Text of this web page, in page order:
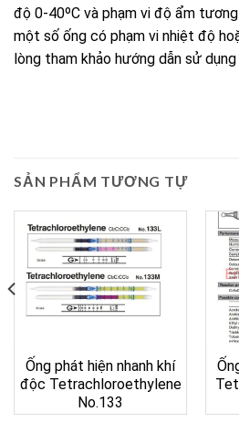
độ 0-40ºC và phạm vi độ ẩm
một số ống có phạm vi nhiệt độ
lòng tham khảo hướng dẫn sử
SẢN PHẨM TƯƠNG TỰ
Ống phát hiện nhanh khí
độc Tetrachloroethylene
No.133